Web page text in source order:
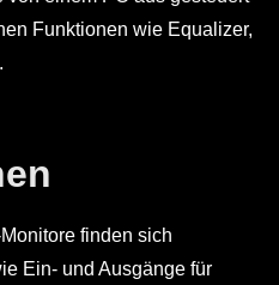
Funktionen wie Equalizer,
finden sich
Ein- und Ausgänge für